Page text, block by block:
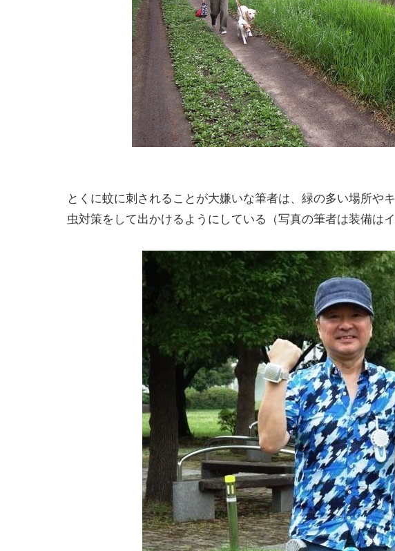
とくに蚊に刺されることが大嫌いな筆者は、緑の多い場所や
虫対策をして出かけるようにしている（写真の筆者は装備は